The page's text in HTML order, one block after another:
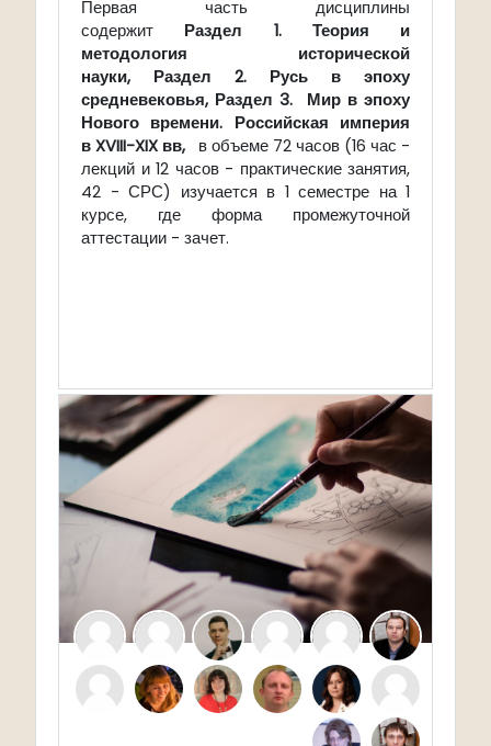
Первая часть дисциплины
содержит Раздел 1. Теория и
методология исторической
науки, Раздел 2. Русь в эпоху
средневековья, Раздел 3. Мир в эпоху
Нового времени. Российская империя
в XVIII-XIX вв,
в объеме 72 часов (16 час -
лекций и 12 часов - практические занятия,
42 - СРС) изучается в 1 семестре на 1
курсе, где форма промежуточной
аттестации - зачет.